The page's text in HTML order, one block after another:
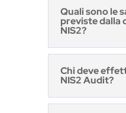
Quali sono le
previste dalla
NIS2?
Chi deve
NIS2 Audit?